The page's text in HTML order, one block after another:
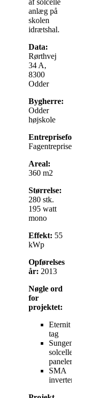
anlæg på
skolen
idrætshal.
Data:
Rørthvej
34 A,
8300
Odder
Bygherre:
Odder
højskole
Entrepriseform:
Fagentreprise
Areal:
360 m2
Størrelse:
280 stk.
195 watt
mono
Effekt: 55
kWp
Opførelses
år: 2013
Nøgle ord
for
projektet:
Eternit
tag
Sungen
solcelle
paneler
SMA
invertere